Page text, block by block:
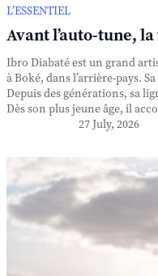
L’ESSENTIEL
Avant l’auto-tune,
Ibro Diabaté est un grand
à Boké, dans l’arrière-pays.
Depuis des générations, sa
Dès son plus jeune âge, il
27 July, 2026